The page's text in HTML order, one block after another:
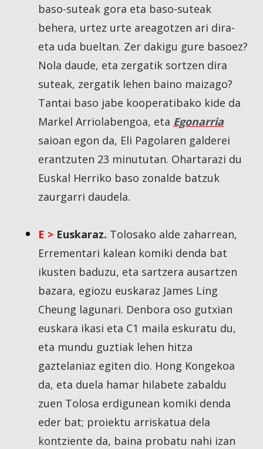
baso-suteak gora eta baso-suteak
behera, urtez urte areagotzen ari dira-
eta uda bueltan. Zer dakigu gure basoez?
Nola daude, eta zergatik sortzen dira
suteak, zergatik lehen baino maizago?
Tantai baso jabe kooperatibako kide da
Markel Arriolabengoa, eta Egonarria
saioan egon da, Eli Pagolaren galderei
erantzuten 23 minututan. Ohartarazi du
Euskal Herriko baso zonalde batzuk
zaurgarri daudela.
E > Euskaraz. Tolosako alde zaharrean,
Errementari kalean komiki denda bat
ikusten baduzu, eta sartzera ausartzen
bazara, egiozu euskaraz James Ling
Cheung lagunari. Denbora oso gutxian
euskara ikasi eta C1 maila eskuratu du,
eta mundu guztiak lehen hitza
gaztelaniaz egiten dio. Hong Kongekoa
da, eta duela hamar hilabete zabaldu
zuen Tolosa erdigunean komiki denda
eder bat; proiektu arriskatua dela
kontziente da, baina probatu nahi izan